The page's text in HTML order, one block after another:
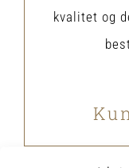
kvalitet og